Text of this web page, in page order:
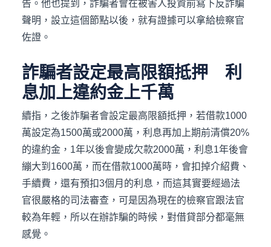
告。他也提到，詐騙者會在被害人投資前寫下反詐騙
聲明，設立這個節點以後，就有證據可以拿給檢察官
佐證。
詐騙者設定最高限額抵押 利
息加上違約金上千萬
續指，之後詐騙者會設定最高限額抵押，若借款1000
萬設定為1500萬或2000萬，利息再加上期前清償20%
的違約金，1年以後會變成欠款2000萬，利息1年後會
繃大到1600萬，而在借款1000萬時，會扣掉介紹費、
手續費，還有預扣3個月的利息，而這其實要經過法
官很嚴格的司法審查，可是因為現在的檢察官跟法官
較為年輕，所以在辦詐騙的時候，對借貸部分都毫無
感覺。